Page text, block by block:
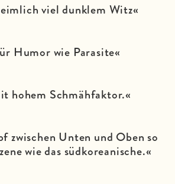
viel dunklem Witz«
Humor wie Parasite«
hohem Schmähfaktor.«
zwischen Unten und Oben so
wie das südkoreanische.«